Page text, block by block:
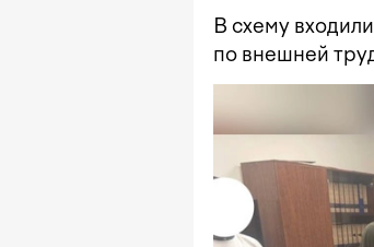
В схему
по внешней